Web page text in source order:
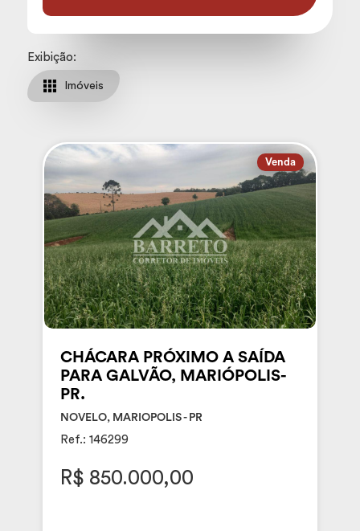
Exibição:
Imóveis
Venda
CHÁCARA PRÓXIMO A SAÍDA
PARA GALVÃO, MARIÓPOLIS-
PR.
NOVELO, MARIOPOLIS - PR
Ref.: 146299
R$ 850.000,00